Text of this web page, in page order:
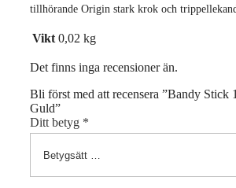
tillhörande Origin stark krok och
Vikt 0,02 kg
Det finns inga recensioner än.
Bli först med att recensera ”Bandy Stick
Guld”
Ditt betyg *